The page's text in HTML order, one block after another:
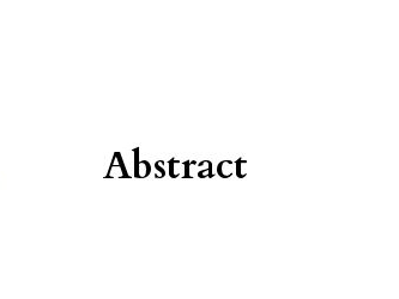
Abstract